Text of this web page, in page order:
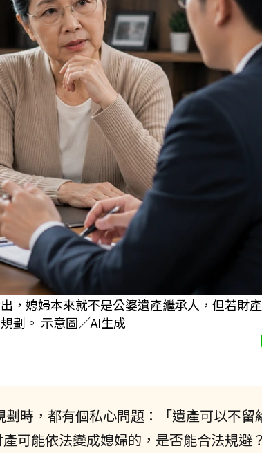
，媳婦本來就不是公婆遺產繼承人，但若財
劃。 示意圖／AI生成
劃時，都有個私心問題：「遺產可以不留
可能依法變成媳婦的，是否能合法規避